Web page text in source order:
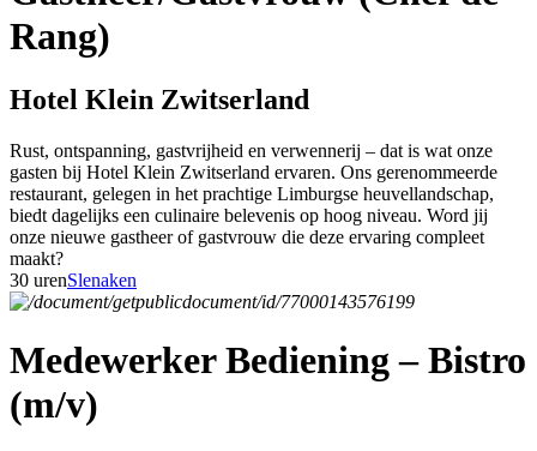
Rang)
Hotel Klein Zwitserland
Rust, ontspanning, gastvrijheid en verwennerij – dat is wat onze
gasten bij Hotel Klein Zwitserland ervaren. Ons gerenommeerde
restaurant, gelegen in het prachtige Limburgse heuvellandschap,
biedt dagelijks een culinaire belevenis op hoog niveau. Word jij
onze nieuwe gastheer of gastvrouw die deze ervaring compleet
maakt?
30 urenSlenaken
Medewerker Bediening – Bistro
(m/v)